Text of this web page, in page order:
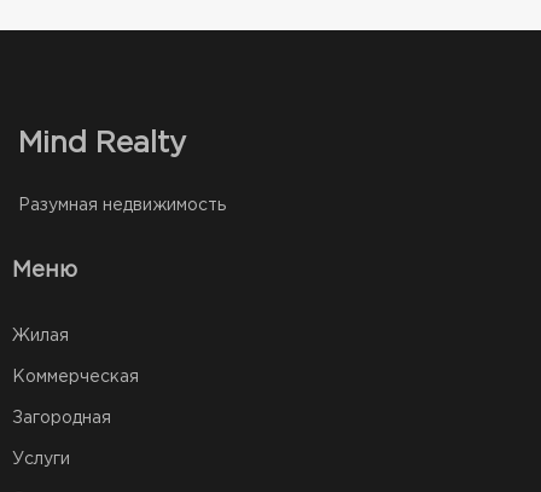
Mind Realty
Разумная недвижимость
Меню
Жилая
Коммерческая
Загородная
Услуги